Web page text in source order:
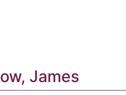
James